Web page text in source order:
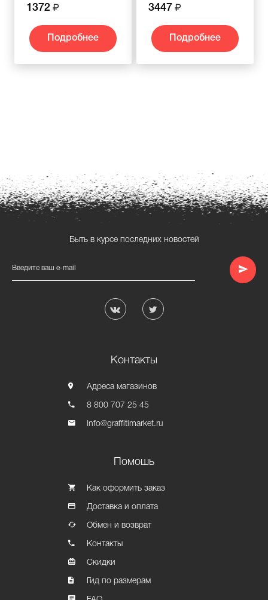
1372
Подробнее
3447
Подробнее
Быть в курсе последних новостей
Введите ваш e-mail
Контакты
Адреса магазинов
8 800 707 25 45
info@graffitimarket.ru
Помошь
Как оформить заказ
Доставка и оплата
Обмен и возврат
Контакты
Скидки
Гид по размерам